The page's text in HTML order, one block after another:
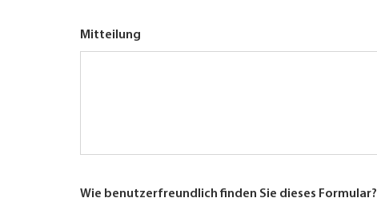
Mitteilung
Wie benutzerfreundlich finden Sie dieses Formular?